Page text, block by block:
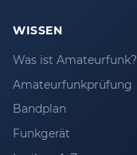
WISSEN
Was ist Amateurfunk?
Amateurfunkprüfung
Bandplan
Funkgerät